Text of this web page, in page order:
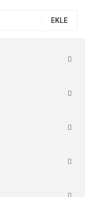
EKLE